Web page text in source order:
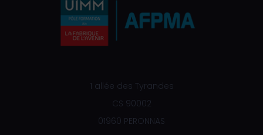
1 allée des Tyrandes
CS 90002
01960 PERONNAS